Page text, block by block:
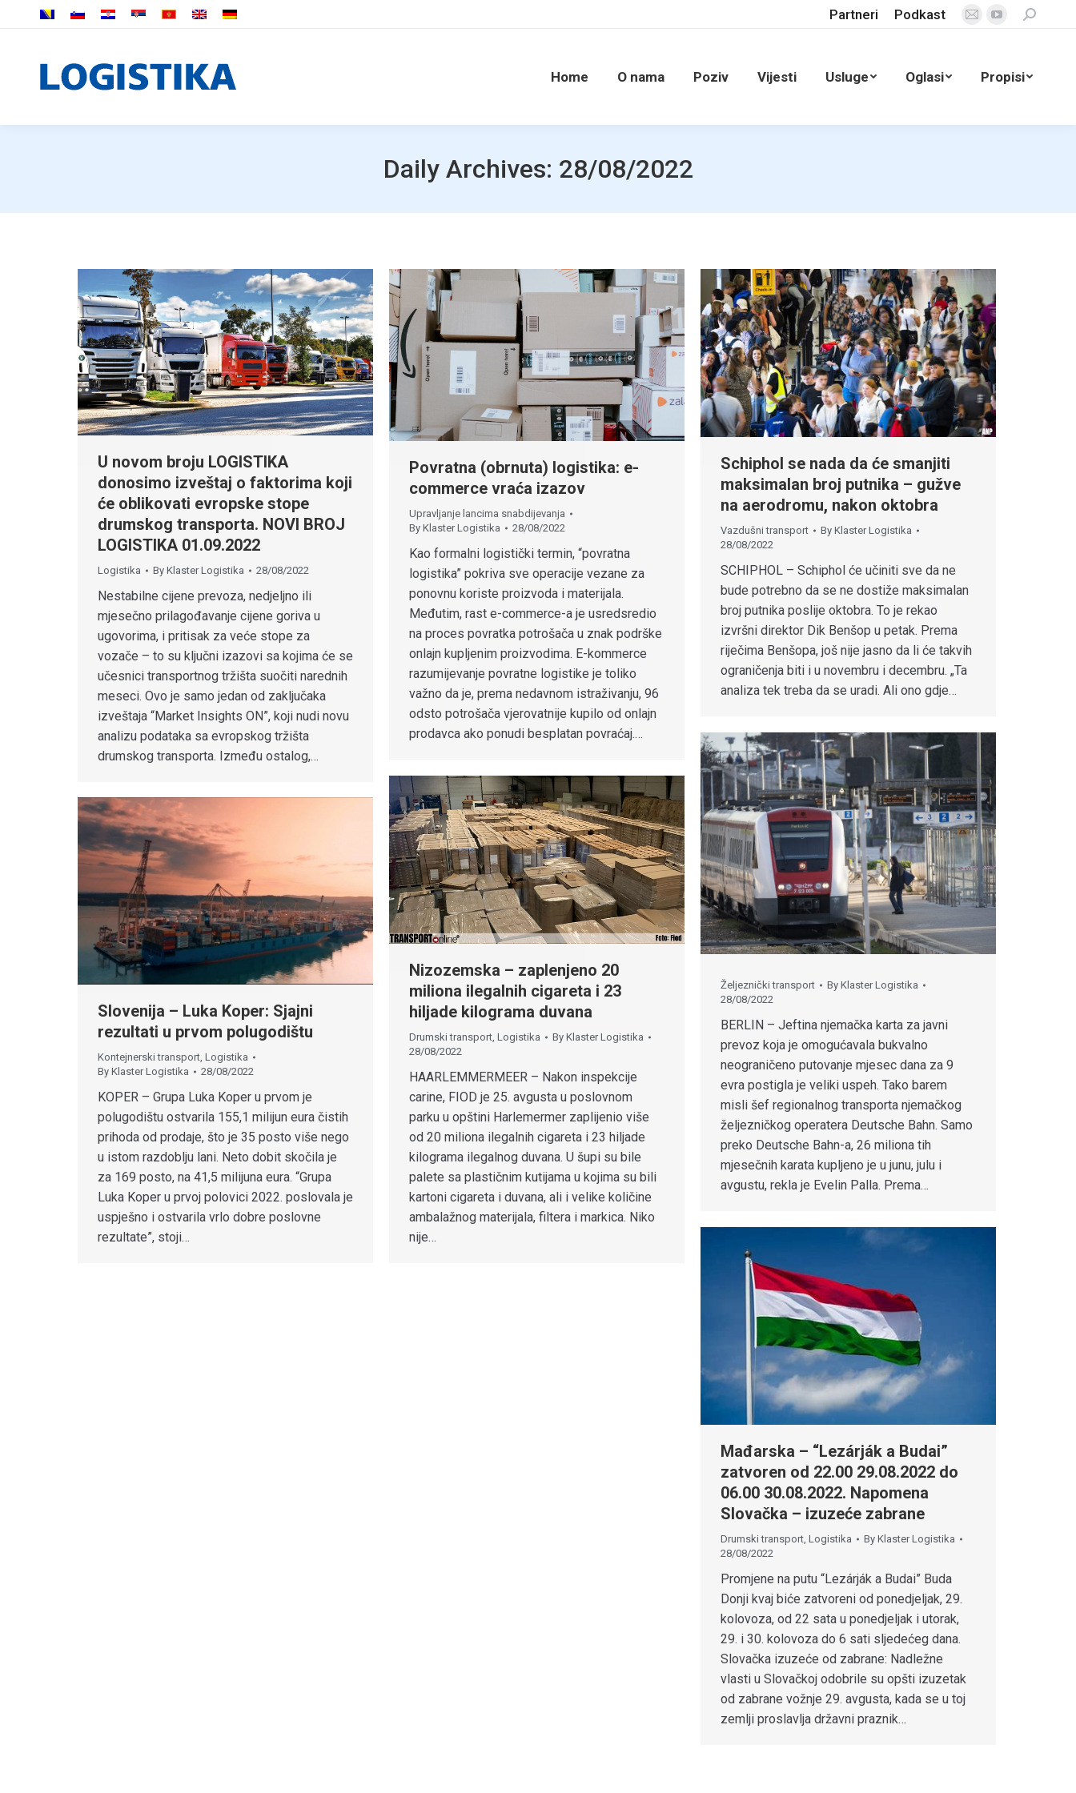
Partneri Podkast
Mail
window
YouTube
in
window
Search:
Home O nama Poziv Vijesti Usluge Oglasi Propisi
Daily Archives: 28/08/2022
U novom broju LOGISTIKA
donosimo izveštaj o faktorima koji
će oblikovati evropske stope
drumskog transporta. NOVI BROJ
LOGISTIKA 01.09.2022
Logistika By Klaster Logistika 28/08/2022
Nestabilne cijene prevoza, nedjeljno ili
mjesečno prilagođavanje cijene goriva u
ugovorima, i pritisak za veće stope za
vozače – to su ključni izazovi sa kojima će se
učesnici transportnog tržišta suočiti narednih
meseci. Ovo je samo jedan od zaključaka
izveštaja “Market Insights ON”, koji nudi novu
analizu podataka sa evropskog tržišta
drumskog transporta. Između ostalog,…
Povratna (obrnuta) logistika: e-
commerce vraća izazov
Upravljanje lancima snabdijevanja
By Klaster Logistika 28/08/2022
Kao formalni logistički termin, “povratna
logistika” pokriva sve operacije vezane za
ponovnu koriste proizvoda i materijala.
Međutim, rast e-commerce-a je usredsredio
na proces povratka potrošača u znak podrške
onlajn kupljenim proizvodima. E-kommerce
razumijevanje povratne logistike je toliko
važno da je, prema nedavnom istraživanju, 96
odsto potrošača vjerovatnije kupilo od onlajn
prodavca ako ponudi besplatan povraćaj.…
Schiphol se nada da će smanjiti
maksimalan broj putnika – gužve
na aerodromu, nakon oktobra
Vazdušni transport By Klaster Logistika
28/08/2022
SCHIPHOL – Schiphol će učiniti sve da ne
bude potrebno da se ne dostiže maksimalan
broj putnika poslije oktobra. To je rekao
izvršni direktor Dik Benšop u petak. Prema
riječima Benšopa, još nije jasno da li će takvih
ograničenja biti i u novembru i decembru. „Ta
analiza tek treba da se uradi. Ali ono gdje…
Željeznički transport By Klaster Logistika
28/08/2022
BERLIN – Jeftina njemačka karta za javni
prevoz koja je omogućavala bukvalno
neograničeno putovanje mjesec dana za 9
evra postigla je veliki uspeh. Tako barem
misli šef regionalnog transporta njemačkog
željezničkog operatera Deutsche Bahn. Samo
preko Deutsche Bahn-a, 26 miliona tih
mjesečnih karata kupljeno je u junu, julu i
avgustu, rekla je Evelin Palla. Prema…
Nizozemska – zaplenjeno 20
miliona ilegalnih cigareta i 23
hiljade kilograma duvana
Drumski transport, Logistika By Klaster Logistika
28/08/2022
HAARLEMMERMEER – Nakon inspekcije
carine, FIOD je 25. avgusta u poslovnom
parku u opštini Harlemermer zaplijenio više
od 20 miliona ilegalnih cigareta i 23 hiljade
kilograma ilegalnog duvana. U šupi su bile
palete sa plastičnim kutijama u kojima su bili
kartoni cigareta i duvana, ali i velike količine
ambalažnog materijala, filtera i markica. Niko
nije…
Slovenija – Luka Koper: Sjajni
rezultati u prvom polugodištu
Kontejnerski transport Logistika
By Klaster Logistika 28/08/2022
KOPER – Grupa Luka Koper u prvom je
polugodištu ostvarila 155,1 milijun eura čistih
prihoda od prodaje, što je 35 posto više nego
u istom razdoblju lani. Neto dobit skočila je
za 169 posto, na 41,5 milijuna eura. “Grupa
Luka Koper u prvoj polovici 2022. poslovala je
uspješno i ostvarila vrlo dobre poslovne
rezultate”, stoji…
Mađarska – “Lezárják a Budai”
zatvoren od 22.00 29.08.2022 do
06.00 30.08.2022. Napomena
Slovačka – izuzeće zabrane
Drumski transport Logistika By Klaster Logistika
28/08/2022
Promjene na putu “Lezárják a Budai” Buda
Donji kvaj biće zatvoreni od ponedjeljak, 29.
kolovoza, od 22 sata u ponedjeljak i utorak,
29. i 30. kolovoza do 6 sati sljedećeg dana.
Slovačka izuzeće od zabrane: Nadležne
vlasti u Slovačkoj odobrile su opšti izuzetak
od zabrane vožnje 29. avgusta, kada se u toj
zemlji proslavlja državni praznik…